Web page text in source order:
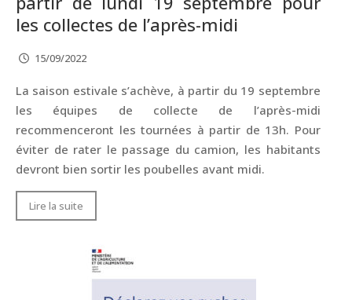
les collectes de l’après-midi
15/09/2022
La saison estivale s’achève, à partir du 19 septembre
les équipes de collecte de l’après-midi
recommenceront les tournées à partir de 13h. Pour
éviter de rater le passage du camion, les habitants
devront bien sortir les poubelles avant midi.
Lire la suite